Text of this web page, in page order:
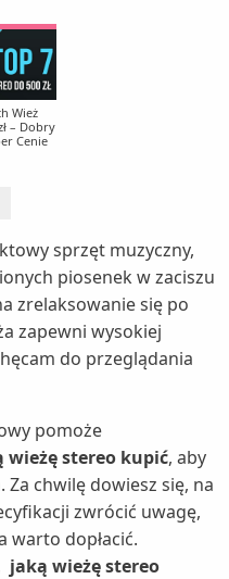
(1)
Wież
– Dobry
Cenie
sprzęt muzyczny,
piosenek w zaciszu
zrelaksowanie się po
zapewni wysokiej
do przeglądania
pomoże
wieżę stereo kupić, aby
Za chwilę dowiesz się, na
zwrócić uwagę,
warto dopłacić.
jaką wieżę stereo